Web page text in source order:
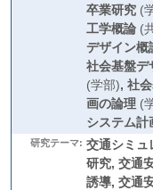
卒業研究(
工学概論(
デザイン概
社会基盤デ
(学部), 社
画の論理(
システム計
研究テーマ: 交通シミュ
研究, 交通
誘導, 交通